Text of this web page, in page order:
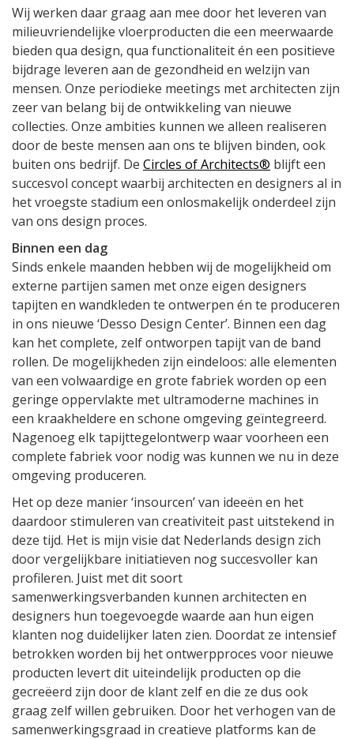
Wij werken daar graag aan mee door het leveren van
milieuvriendelijke vloerproducten die een meerwaarde
bieden qua design, qua functionaliteit én een positieve
bijdrage leveren aan de gezondheid en welzijn van
mensen. Onze periodieke meetings met architecten zijn
zeer van belang bij de ontwikkeling van nieuwe
collecties. Onze ambities kunnen we alleen realiseren
door de beste mensen aan ons te blijven binden, ook
buiten ons bedrijf. De Circles of Architects® blijft een
succesvol concept waarbij architecten en designers al in
het vroegste stadium een onlosmakelijk onderdeel zijn
van ons design proces.
Binnen een dag
Sinds enkele maanden hebben wij de mogelijkheid om
externe partijen samen met onze eigen designers
tapijten en wandkleden te ontwerpen én te produceren
in ons nieuwe ‘Desso Design Center’. Binnen een dag
kan het complete, zelf ontworpen tapijt van de band
rollen. De mogelijkheden zijn eindeloos: alle elementen
van een volwaardige en grote fabriek worden op een
geringe oppervlakte met ultramoderne machines in
een kraakheldere en schone omgeving geïntegreerd.
Nagenoeg elk tapijttegelontwerp waar voorheen een
complete fabriek voor nodig was kunnen we nu in deze
omgeving produceren.
Het op deze manier ‘insourcen’ van ideeën en het
daardoor stimuleren van creativiteit past uitstekend in
deze tijd. Het is mijn visie dat Nederlands design zich
door vergelijkbare initiatieven nog succesvoller kan
profileren. Juist met dit soort
samenwerkingsverbanden kunnen architecten en
designers hun toegevoegde waarde aan hun eigen
klanten nog duidelijker laten zien. Doordat ze intensief
betrokken worden bij het ontwerpproces voor nieuwe
producten levert dit uiteindelijk producten op die
gecreëerd zijn door de klant zelf en die ze dus ook
graag zelf willen gebruiken. Door het verhogen van de
samenwerkingsgraad in creatieve platforms kan de